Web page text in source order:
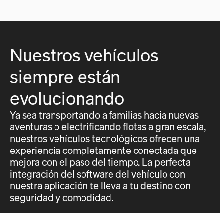
Nuestros vehículos
siempre están
evolucionando
Ya sea transportando a familias hacia nuevas
aventuras o electrificando flotas a gran escala,
nuestros vehículos tecnológicos ofrecen una
experiencia completamente conectada que
mejora con el paso del tiempo. La perfecta
integración del software del vehículo con
nuestra aplicación te lleva a tu destino con
seguridad y comodidad.